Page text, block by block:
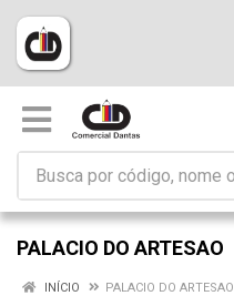
PALACIO DO ARTESAO
INÍCIO PALACIO DO ARTESAO